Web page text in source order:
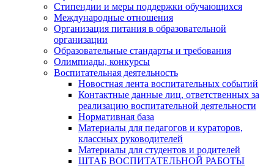
Стипендии и меры поддержки обучающихся
Международные отношения
Организация питания в образовательной
организации
Образовательные стандарты и требования
Олимпиады, конкурсы
Воспитательная деятельность
Новостная лента воспитательных событий
Контактные данные лиц, ответственных за
реализацию воспитательной деятельности
Нормативная база
Материалы для педагогов и кураторов,
классных руководителей
Материалы для студентов и родителей
ШТАБ ВОСПИТАТЕЛЬНОЙ РАБОТЫ